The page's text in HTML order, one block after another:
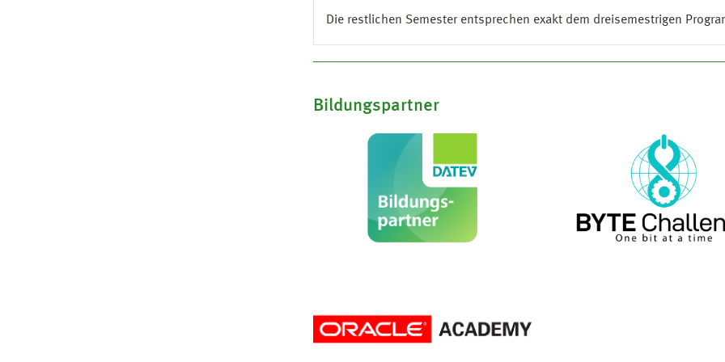
Die restlichen Semester entsprechen exakt dem dreisemestrigen
Bildungspartner